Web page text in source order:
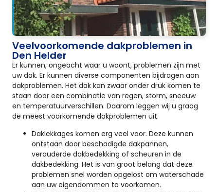
Veelvoorkomende dakproblemen in
Den Helder
Er kunnen, ongeacht waar u woont, problemen zijn met
uw dak. Er kunnen diverse componenten bijdragen aan
dakproblemen. Het dak kan zwaar onder druk komen te
staan door een combinatie van regen, storm, sneeuw
en temperatuurverschillen. Daarom leggen wij u graag
de meest voorkomende dakproblemen uit.
Daklekkages komen erg veel voor. Deze kunnen
ontstaan door beschadigde dakpannen,
verouderde dakbedekking of scheuren in de
dakbedekking. Het is van groot belang dat deze
problemen snel worden opgelost om waterschade
aan uw eigendommen te voorkomen.